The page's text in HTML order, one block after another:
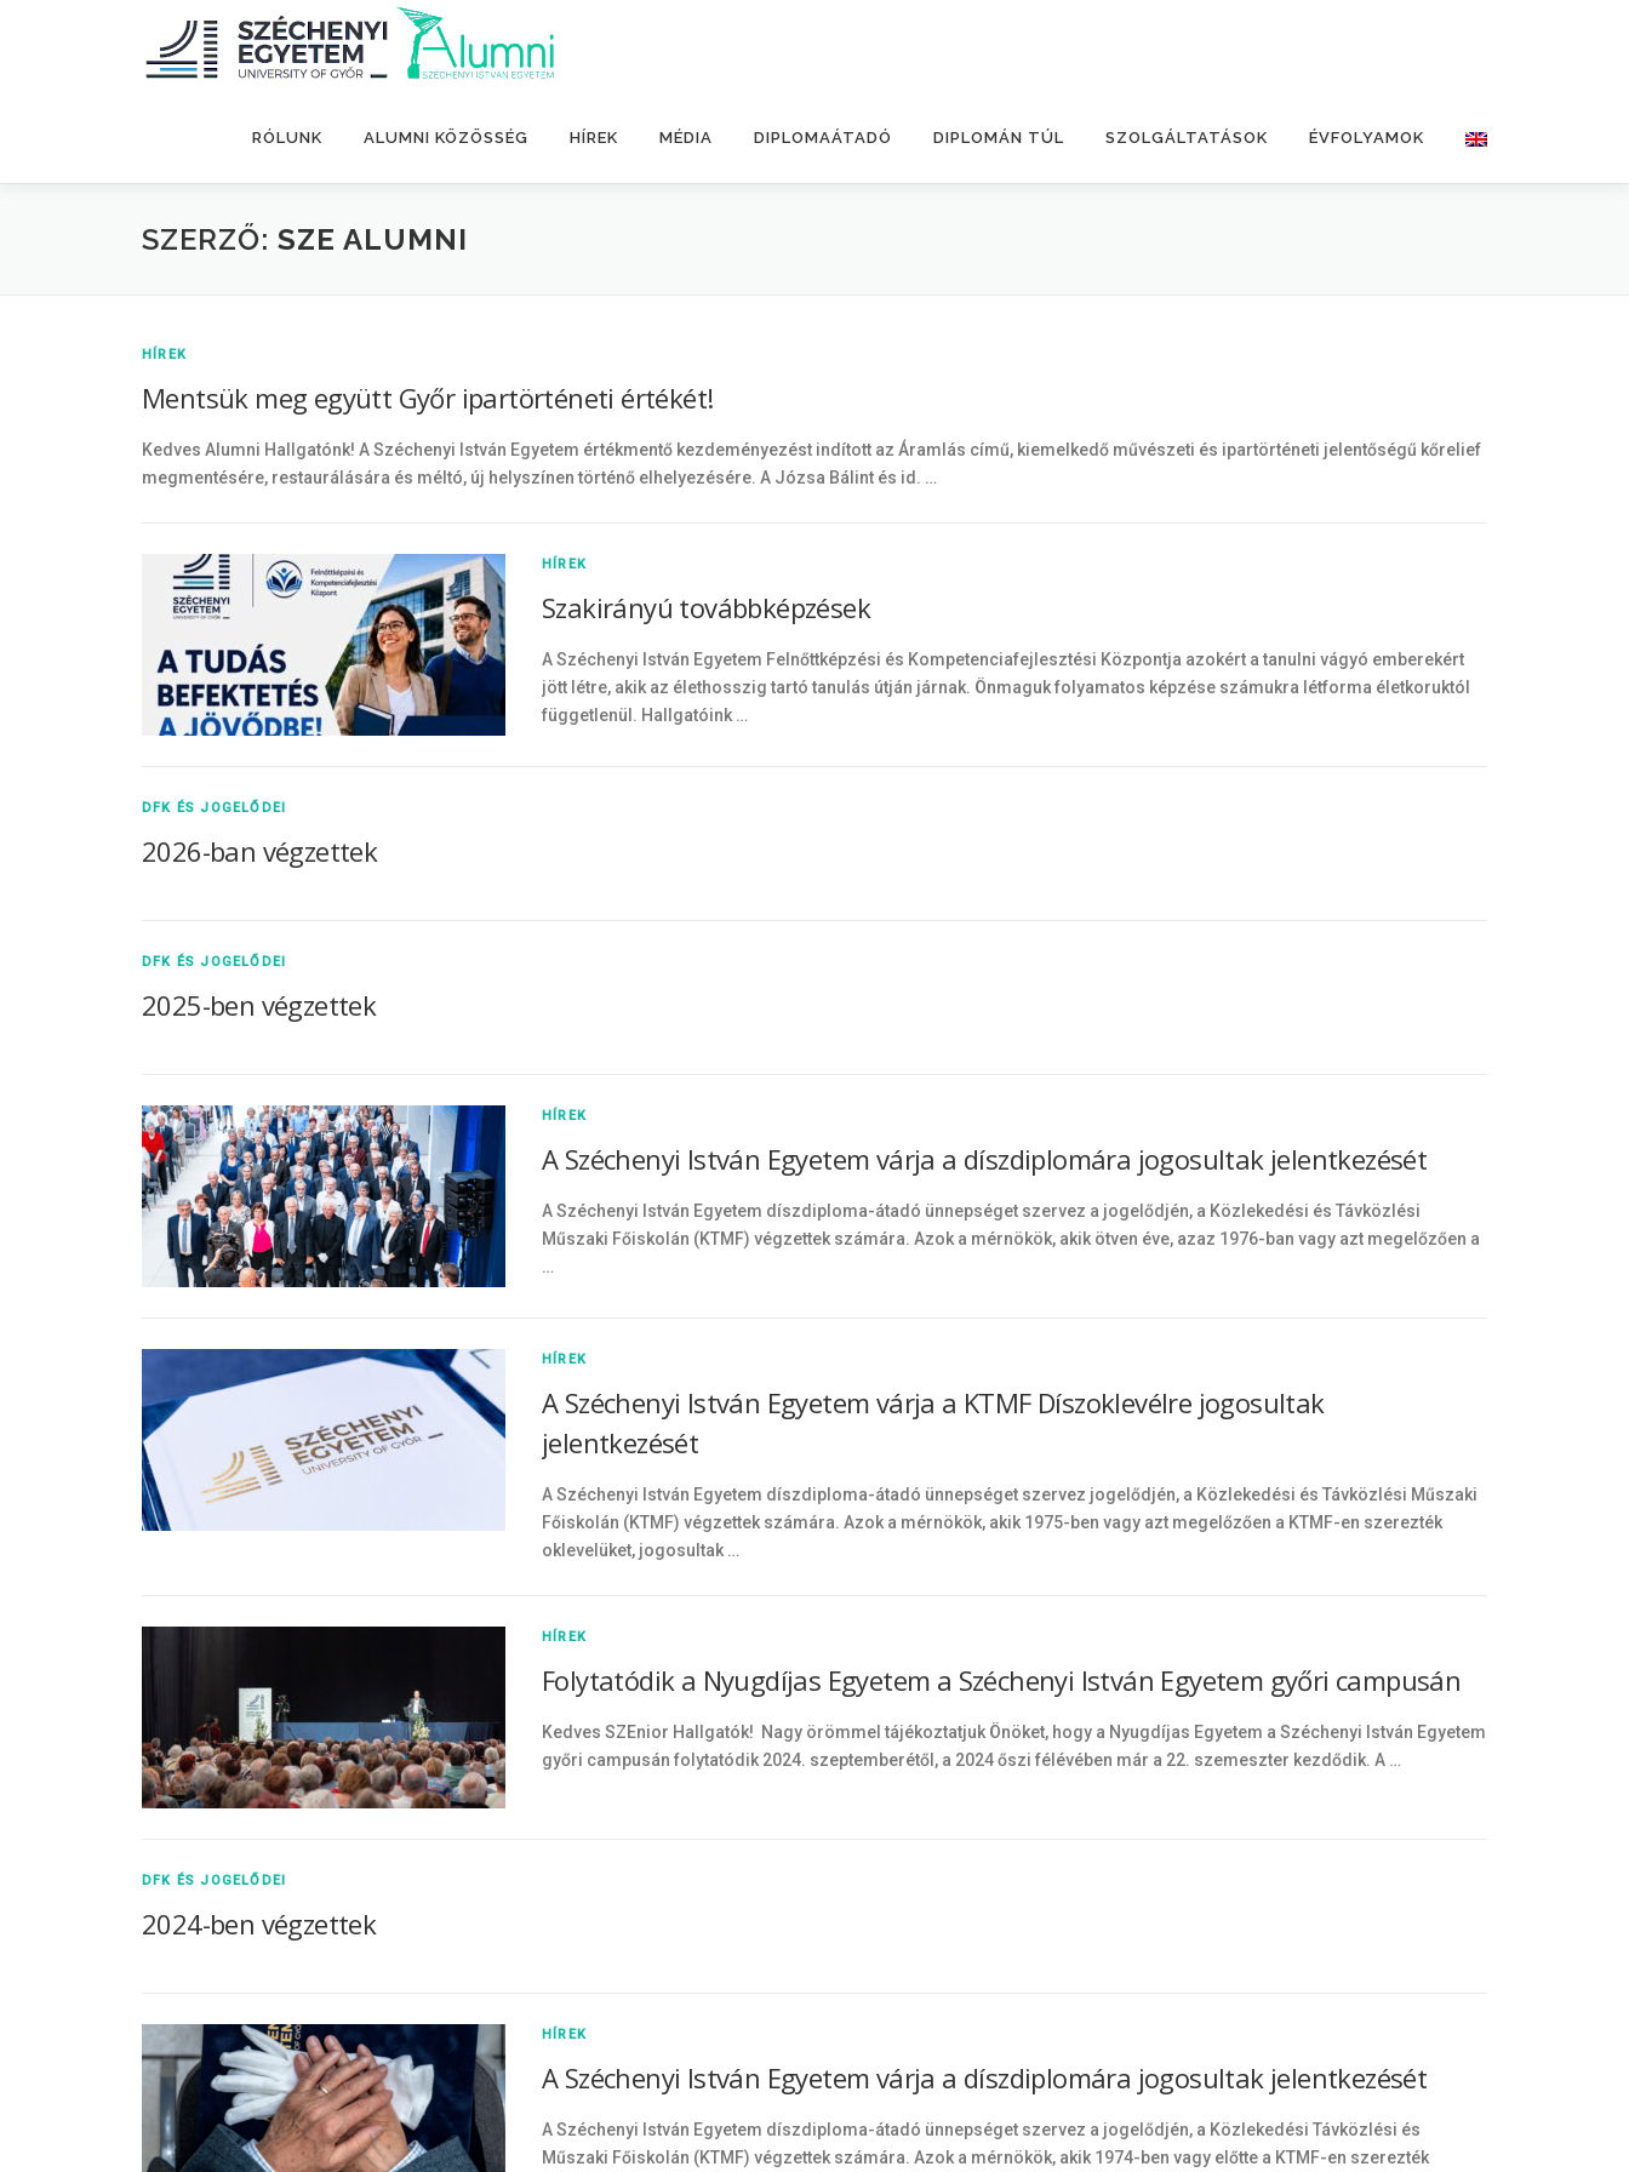
RÓLUNK ALUMNI KÖZÖSSÉG HÍREK MÉDIA DIPLOMAÁTADÓ DIPLOMÁN TÚL SZOLGÁLTATÁSOK ÉVFOLYAMOK
SZERZŐ: SZE ALUMNI
HÍREK
Mentsük meg együtt Győr ipartörténeti értékét!
Kedves Alumni Hallgatónk! A Széchenyi István Egyetem értékmentő kezdeményezést indított az Áramlás című, kiemelkedő művészeti és ipartörténeti jelentőségű kőrelief
megmentésére, restaurálására és méltó, új helyszínen történő elhelyezésére. A Józsa Bálint és id. …
HÍREK
Szakirányú továbbképzések
A Széchenyi István Egyetem Felnőttképzési és Kompetenciafejlesztési Központja azokért a tanulni vágyó emberekért
jött létre, akik az élethosszig tartó tanulás útján járnak. Önmaguk folyamatos képzése számukra létforma életkoruktól
függetlenül. Hallgatóink …
DFK ÉS JOGELŐDEI
2026-ban végzettek
DFK ÉS JOGELŐDEI
2025-ben végzettek
HÍREK
A Széchenyi István Egyetem várja a díszdiplomára jogosultak jelentkezését
A Széchenyi István Egyetem díszdiploma-átadó ünnepséget szervez a jogelődjén, a Közlekedési és Távközlési
Műszaki Főiskolán (KTMF) végzettek számára. Azok a mérnökök, akik ötven éve, azaz 1976-ban vagy azt megelőzően a
…
HÍREK
A Széchenyi István Egyetem várja a KTMF Díszoklevélre jogosultak
jelentkezését
A Széchenyi István Egyetem díszdiploma-átadó ünnepséget szervez jogelődjén, a Közlekedési és Távközlési Műszaki
Főiskolán (KTMF) végzettek számára. Azok a mérnökök, akik 1975-ben vagy azt megelőzően a KTMF-en szerezték
oklevelüket, jogosultak …
HÍREK
Folytatódik a Nyugdíjas Egyetem a Széchenyi István Egyetem győri campusán
Kedves SZEnior Hallgatók! Nagy örömmel tájékoztatjuk Önöket, hogy a Nyugdíjas Egyetem a Széchenyi István Egyetem
győri campusán folytatódik 2024. szeptemberétől, a 2024 őszi félévében már a 22. szemeszter kezdődik. A …
DFK ÉS JOGELŐDEI
2024-ben végzettek
HÍREK
A Széchenyi István Egyetem várja a díszdiplomára jogosultak jelentkezését
A Széchenyi István Egyetem díszdiploma-átadó ünnepséget szervez a jogelődjén, a Közlekedési Távközlési és
Műszaki Főiskolán (KTMF) végzettek számára. Azok a mérnökök, akik 1974-ben vagy előtte a KTMF-en szerezték